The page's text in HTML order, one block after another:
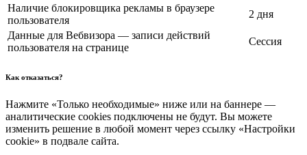
Наличие блокировщика рекламы в браузере
пользователя
2 дня
Данные для Вебвизора — записи действий
пользователя на странице
Сессия
Как отказаться?
Нажмите «Только необходимые» ниже или на баннере —
аналитические cookies подключены не будут. Вы можете
изменить решение в любой момент через ссылку «Настройки
cookie» в подвале сайта.